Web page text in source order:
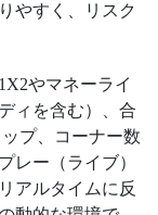
やすく、リスク
やマネーライ
ィを含む）、合
プ、コーナー数
レー（ライブ）
アルタイムに反